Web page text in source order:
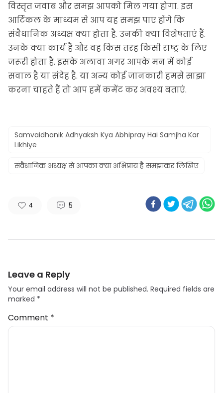
विस्तृत जवाब और समझ आपको मिल गया होगा. इस
आर्टिकलके माध्यम से आप यह समझ पाए होंगे कि
संवैधानिक अध्यक्ष क्या होता है. उनकी क्या विशेषताएं हैं.
उनके क्या कार्य हैं और वह किस तरह किसी राष्ट्र के लिए
जरूरी होता है. इसके अलावा अगर आपके मन में कोई
सवाल है या संदेह है. या अन्य कोई जानकारी हमसे साझा
करना चाहते हैं तो आप हमें कमेंट कर अवश्य बताएं.
Samvaidhanik Adhyaksh Kya Abhipray Hai Samjha Kar
Likhiye
संवैधानिक अध्यक्ष से आपका क्या अभिप्राय है समझाकर लिखिए
4 5
Leave a Reply
Your email address will not be published. Required fields are
marked *
Comment *